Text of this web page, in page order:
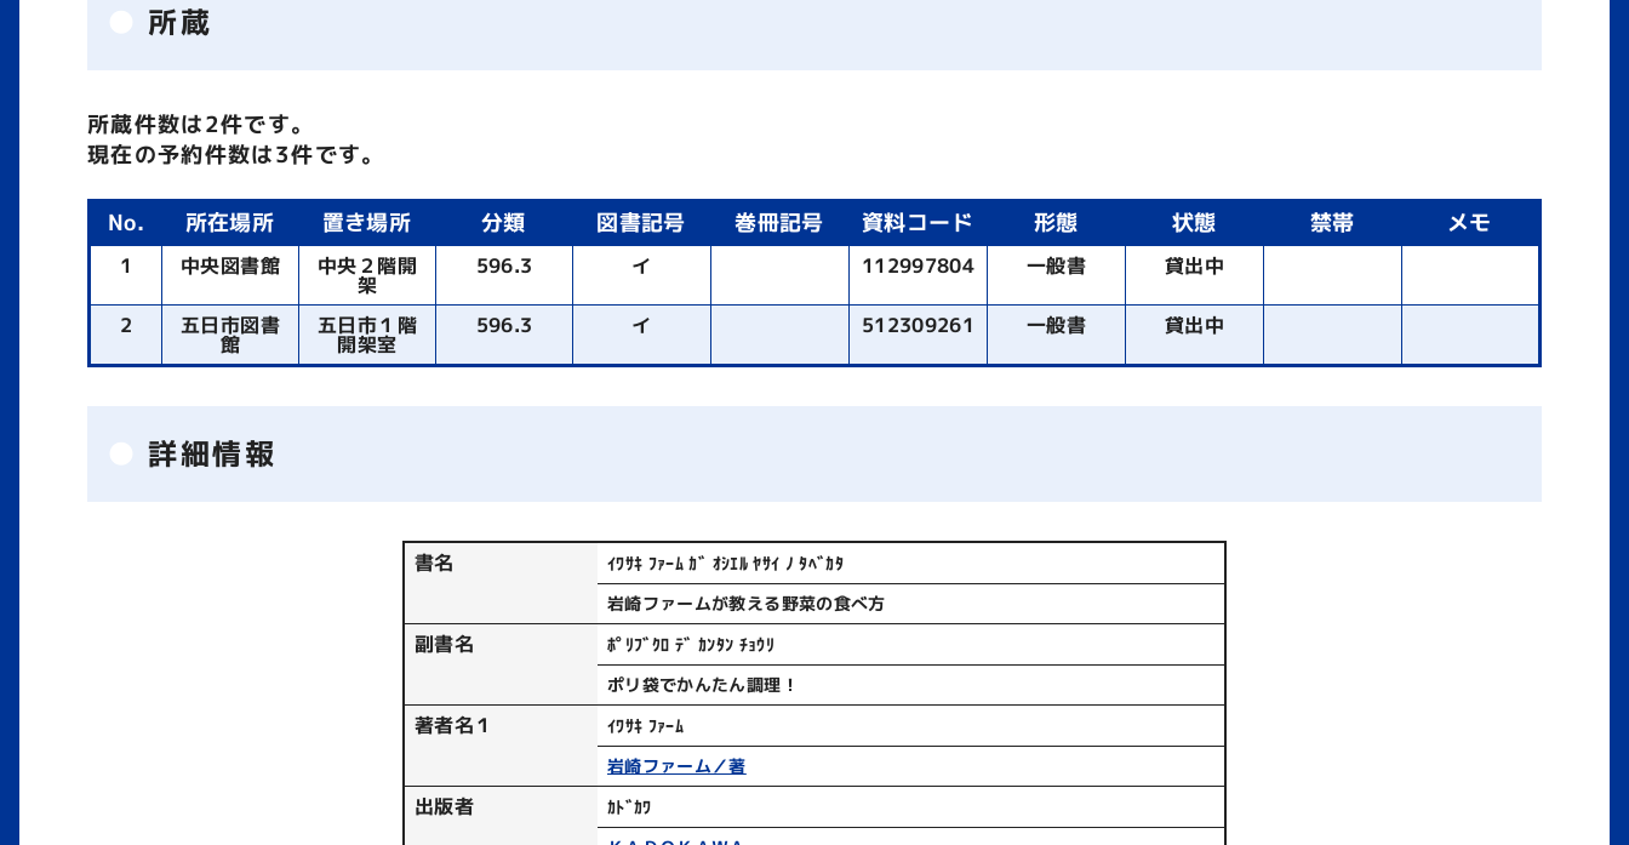
所蔵
所蔵件数は2件です。
現在の予約件数は3件です。
No. 所在場所 置き場所 分類 図書記号 巻冊記号 資料コード 形態 状態 禁帯 メモ
1 中央図書館 中央２階開
架
596.3 イ 112997804 一般書 貸出中
2 五日市図書
館
五日市１階
開架室
596.3 イ 512309261 一般書 貸出中
詳細情報
書名
ｲﾜｻｷ ﾌｧｰﾑ ｶﾞ ｵｼｴﾙ ﾔｻｲ ﾉ ﾀﾍﾞｶﾀ
岩崎ファームが教える野菜の食べ方
副書名
ﾎﾟﾘﾌﾞｸﾛ ﾃﾞ ｶﾝﾀﾝ ﾁｮｳﾘ
ポリ袋でかんたん調理！
著者名１
ｲﾜｻｷ ﾌｧｰﾑ
岩崎ファーム／著
出版者
ｶﾄﾞｶﾜ